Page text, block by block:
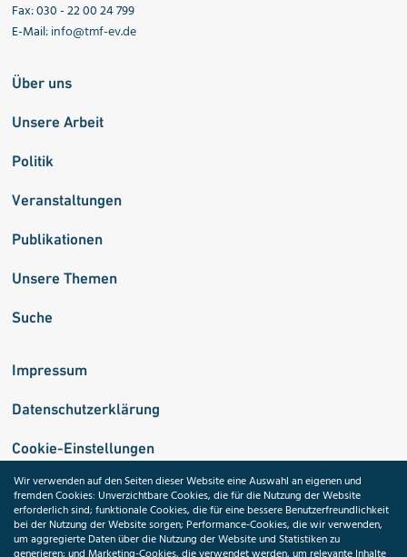
Fax: 030 - 22 00 24 799
E-Mail:info@tmf-ev.de
Über uns
Unsere Arbeit
Politik
Veranstaltungen
Publikationen
Unsere Themen
Suche
Impressum
Datenschutzerklärung
Cookie-Einstellungen
Medizininformatik-Initiative
Wir verwenden auf den Seiten dieser Website eine Auswahl an eigenen und
fremden Cookies: Unverzichtbare Cookies, die für die Nutzung der Website
erforderlich sind; funktionale Cookies, die für eine bessere Benutzerfreundlichkeit
bei der Nutzung der Website sorgen; Performance-Cookies, die wir verwenden,
um aggregierte Daten über die Nutzung der Website und Statistiken zu